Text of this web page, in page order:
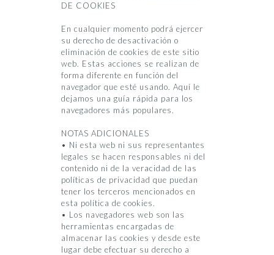
DE COOKIES
En cualquier momento podrá ejercer
su derecho de desactivación o
eliminación de cookies de este sitio
web. Estas acciones se realizan de
forma diferente en función del
navegador que esté usando. Aquí le
dejamos una guía rápida para los
navegadores más populares.
NOTAS ADICIONALES
• Ni esta web ni sus representantes
legales se hacen responsables ni del
contenido ni de la veracidad de las
políticas de privacidad que puedan
tener los terceros mencionados en
esta política de cookies.
• Los navegadores web son las
herramientas encargadas de
almacenar las cookies y desde este
lugar debe efectuar su derecho a